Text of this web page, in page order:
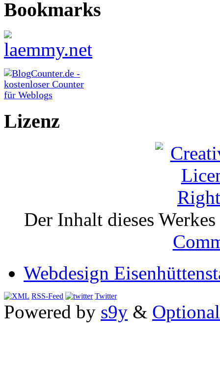
Bookmarks
Lizenz
Der Inhalt dieses
Webdesign
RSS-Feed Twitter
Powered by s9y &